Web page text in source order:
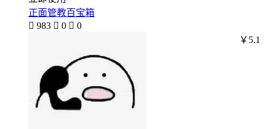
正面管教百宝箱
 983  0  0
￥5.1